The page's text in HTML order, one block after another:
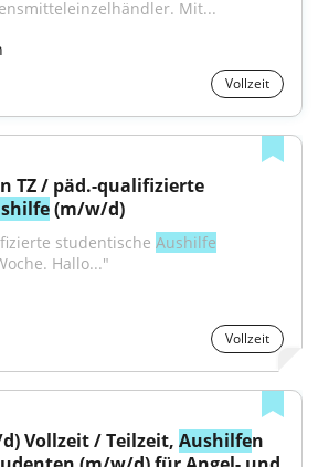
Mit...
Vollzeit
TZ / päd.-qualifizierte
(m/w/d)
studentische Aushilfe
Hallo..."
Vollzeit
Vollzeit / Teilzeit, Aushilfen